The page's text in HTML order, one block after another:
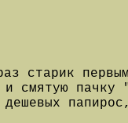
старик
смятую